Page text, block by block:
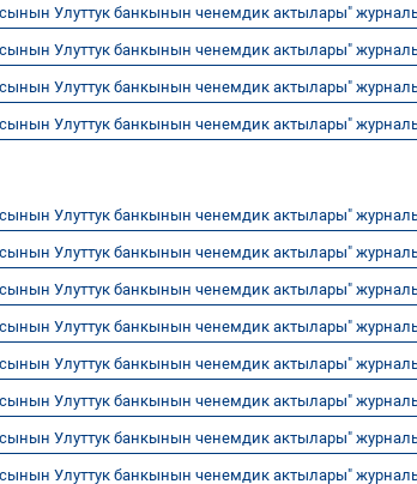
Улуттук банкынын ченемдик актылары"
Улуттук банкынын ченемдик актылары"
Улуттук банкынын ченемдик актылары"
Улуттук банкынын ченемдик актылары"
Улуттук банкынын ченемдик актылары"
Улуттук банкынын ченемдик актылары"
Улуттук банкынын ченемдик актылары"
Улуттук банкынын ченемдик актылары"
Улуттук банкынын ченемдик актылары"
Улуттук банкынын ченемдик актылары"
Улуттук банкынын ченемдик актылары"
Улуттук банкынын ченемдик актылары"